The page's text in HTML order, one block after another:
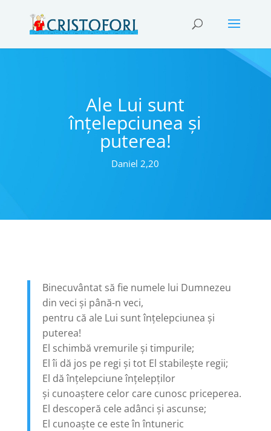
Ale Lui sunt
înțelepciunea și
puterea!
Daniel 2,20
Binecuvântat să fie numele lui Dumnezeu
din veci și până-n veci,
pentru că ale Lui sunt înțelepciunea și
puterea!
El schimbă vremurile și timpurile;
El îi dă jos pe regi și tot El stabilește regii;
El dă înțelepciune înțelepților
și cunoaștere celor care cunosc priceperea.
El descoperă cele adânci și ascunse;
El cunoaște ce este în întuneric